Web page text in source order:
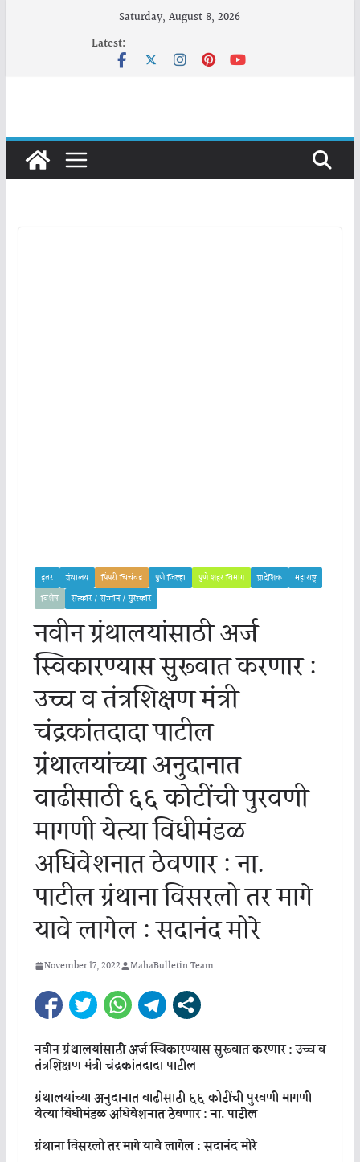
Saturday, August 8, 2026
Latest:
इतर ग्रंथालय पिंपरी चिचंवड पुणे जिल्हा पुणे शहर विभाग प्रादेशिक
महाराष्ट्र
विशेष
सत्कार / सन्मान / पुरस्कार
नवीन ग्रंथालयांसाठी अर्ज
स्विकारण्यास सुरूवात करणार :
उच्च व तंत्रशिक्षण मंत्री
चंद्रकांतदादा पाटील
ग्रंथालयांच्या अनुदानात
वाढीसाठी ६६ कोटींची पुरवणी
मागणी येत्या विधीमंडळ
अधिवेशनात ठेवणार : ना.
पाटील ग्रंथाना विसरलो तर मागे
यावे लागेल : सदानंद मोरे
November 17, 2022 MahaBulletin Team
नवीनग्रंथालयांसाठीअर्जस्विकारण्याससुरूवातकरणार:उच्चव
तंत्रशिक्षणमंत्रीचंद्रकांतदादापाटील
ग्रंथालयांच्याअनुदानातवाढीसाठी ६६कोटींचीपुरवणीमागणी
येत्याविधीमंडळअधिवेशनातठेवणार:ना.पाटील
ग्रंथानाविसरलोतरमागेयावेलागेल:सदानंदमोरे